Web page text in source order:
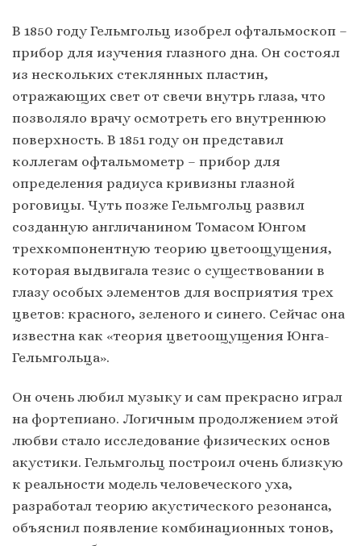
В 1850 году Гельмгольц изобрел офтальмоскоп –
прибор для изучения глазного дна. Он состоял
из нескольких стеклянных пластин,
отражающих свет от свечи внутрь глаза, что
позволяло врачу осмотреть его внутреннюю
поверхность. В 1851 году он представил
коллегам офтальмометр – прибор для
определения радиуса кривизны глазной
роговицы. Чуть позже Гельмгольц развил
созданную англичанином Томасом Юнгом
трехкомпонентную теорию цветоощущения,
которая выдвигала тезис о существовании в
глазу особых элементов для восприятия трех
цветов: красного, зеленого и синего. Сейчас она
известна как «теория цветоощущения Юнга-
Гельмгольца».
Он очень любил музыку и сам прекрасно играл
на фортепиано. Логичным продолжением этой
любви стало исследование физических основ
акустики. Гельмгольц построил очень близкую
к реальности модель человеческого уха,
разработал теорию акустического резонанса,
объяснил появление комбинационных тонов,